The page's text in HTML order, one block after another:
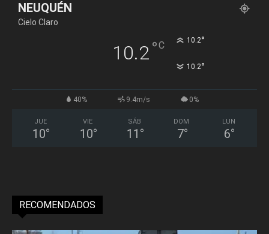
NEUQUÉN
Cielo Claro
10.2°C 10.2°
10.2°
40% 9.4m/s 0%
JUE
10°
VIE
10°
SÁB
11 °
DOM
7°
LUN
6°
RECOMENDADOS